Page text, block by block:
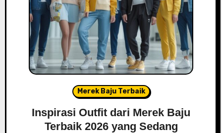
Merek Baju Terbaik
Inspirasi Outfit dari Merek Baju
Terbaik 2026 yang Sedang